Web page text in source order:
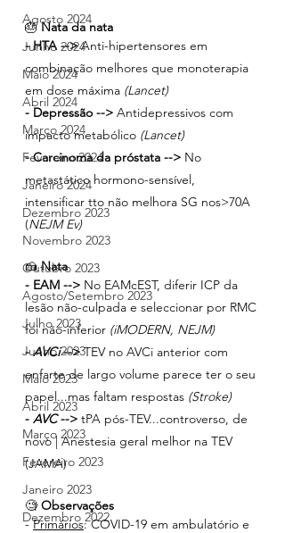
Agosto 2024
Junho 2024
Maio 2024
Abril 2024
Março 2024
Fevereiro 2024
Janeiro 2024
Dezembro 2023
Novembro 2023
Outubro 2023
Agosto/Setembro 2023
Julho 2023
Junho 2023
Maio 2023
Abril 2023
Março 2023
Fevereiro 2023
Janeiro 2023
Dezembro 2022
🎂 Nata da nata
- HTA --> Anti-hipertensores em
combinação melhores que monoterapia
em dose máxima (Lancet)
- Depressão --> Antidepressivos com
impacto metabólico (Lancet)
- Carcinoma da próstata --> No
metastático hormono-sensível,
intensificar tto não melhora SG nos>70A
(NEJM Ev)
🍰 Nata
- EAM --> No EAMcEST, diferir ICP da
lesão não-culpada e seleccionar por RMC
foi não-inferior (iMODERN, NEJM)
- AVCi --> TEV no AVCi anterior com
enfarte de largo volume parece ter o seu
papel...mas faltam respostas (Stroke)
- AVC --> tPA pós-TEV...controverso, de
novo | Anestesia geral melhor na TEV
(JAMA)
🧐 Observações
- Primários: COVID-19 em ambulatório e